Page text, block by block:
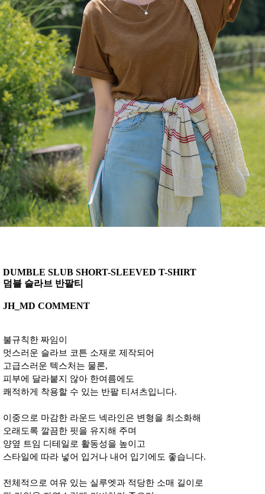
DUMBLE SLUB SHORT-SLEEVED T-SHIRT
덤블 슬라브 반팔티
JH_MD COMMENT
불규칙한 짜임이
멋스러운 슬라브 코튼 소재로 제작되어
고급스러운 텍스처는 물론,
피부에 달라붙지 않아 한여름에도
쾌적하게 착용할 수 있는 반팔 티셔츠입니다.
이중으로 마감한 라운드 넥라인은 변형을 최소화해
오래도록 깔끔한 핏을 유지해 주며
양옆 트임 디테일로 활동성을 높이고
스타일에 따라 넣어 입거나 내어 입기에도 좋습니다.
전체적으로 여유 있는 실루엣과 적당한 소매 길이로